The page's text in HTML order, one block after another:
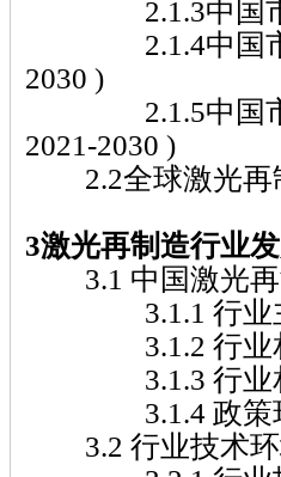
2.1.3中国市场
2.1.4中国市场
2030 )
2.1.5中国市场
2021-2030 )
2.2全球激光再
3激光再制造行业
3.1 中国激光再
3.1.1 行业主
3.1.2 行业相
3.1.3 行业相
3.1.4 政策环
3.2 行业技术环